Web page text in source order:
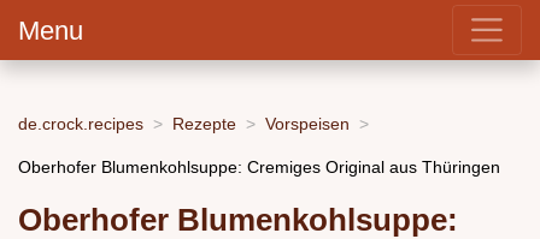
Menu
de.crock.recipes Rezepte Vorspeisen
Oberhofer Blumenkohlsuppe: Cremiges Original aus Thüringen
Oberhofer Blumenkohlsuppe: